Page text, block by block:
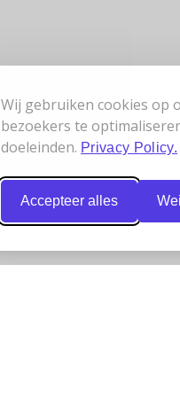
Wij gebruiken cookies op
bezoekers te
doeleinden. Privacy Policy.
Accepteer alles